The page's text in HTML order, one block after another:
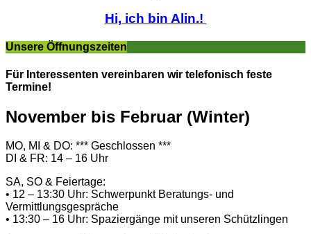
Hi, ich bin Alin.!
Unsere Öffnungszeiten
Für Interessenten vereinbaren wir telefonisch feste
Termine!
November bis Februar (Winter)
MO, MI & DO: *** Geschlossen ***
DI & FR: 14 – 16 Uhr
SA, SO & Feiertage:
• 12 – 13:30 Uhr: Schwerpunkt Beratungs- und
Vermittlungsgespräche
• 13:30 – 16 Uhr: Spaziergänge mit unseren Schützlingen